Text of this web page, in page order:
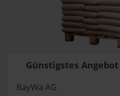
Günstigstes
BayWa AG